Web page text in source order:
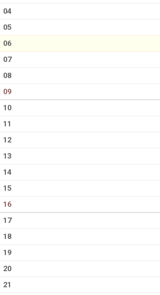
04
05
06
07
08
09
10
11
12
13
14
15
16
17
18
19
20
21